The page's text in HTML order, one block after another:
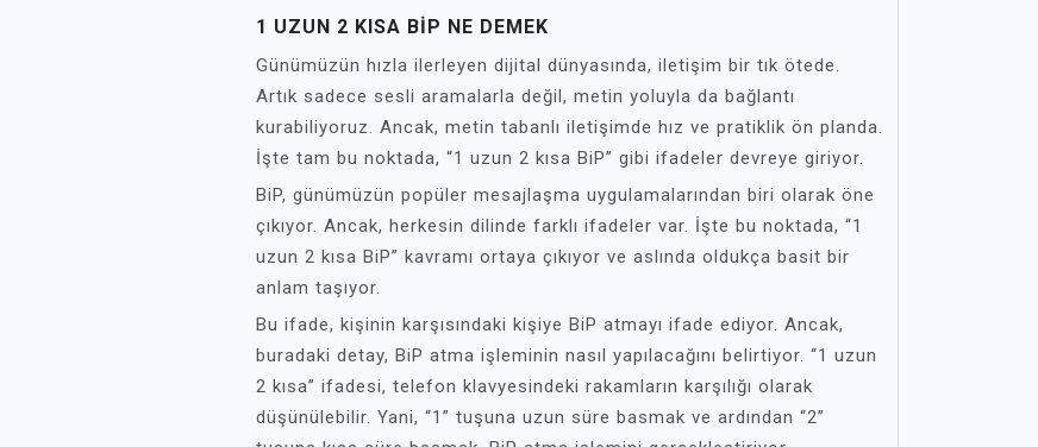
1 UZUN 2 KISA BIP NE DEMEK
Günümüzün hızla ilerleyen dijital dünyasında, iletişim bir tık ötede.
Artık sadece sesli aramalarla değil, metin yoluyla da bağlantı
kurabiliyoruz. Ancak, metin tabanlı iletişimde hız ve pratiklik ön planda.
İşte tam bu noktada, “1 uzun 2 kısa BiP” gibi ifadeler devreye giriyor.
BiP, günümüzün popüler mesajlaşma uygulamalarından biri olarak öne
çıkıyor. Ancak, herkesin dilinde farklı ifadeler var. İşte bu noktada, “1
uzun 2 kısa BiP” kavramı ortaya çıkıyor ve aslında oldukça basit bir
anlam taşıyor.
Bu ifade, kişinin karşısındaki kişiye BiP atmayı ifade ediyor. Ancak,
buradaki detay, BiP atma işleminin nasıl yapılacağını belirtiyor. “1 uzun
2 kısa” ifadesi, telefon klavyesindeki rakamların karşılığı olarak
düşünülebilir. Yani, “1” tuşuna uzun süre basmak ve ardından “2”